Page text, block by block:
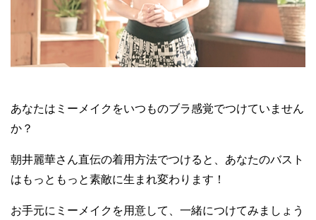
あなたはミーメイクをいつものブラ感覚でつけていません
か？
朝井麗華さん直伝の着用方法でつけると、あなたのバスト
はもっともっと素敵に生まれ変わります！
お手元にミーメイクを用意して、一緒につけてみましょう